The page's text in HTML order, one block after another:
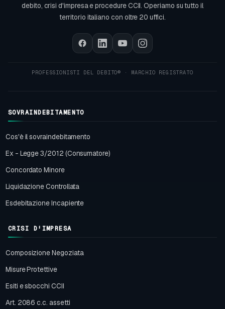
debito, crisi d'impresa e procedure CCII. Operiamo su tutto il
territorio italiano con oltre 20 uffici.
SOVRAINDEBITAMENTO
Cos'è il sovraindebitamento
Ex - Legge 3/2012 (Consumatore)
Concordato Minore
Liquidazione Controllata
Esdebitazione Incapiente
CRISI D'IMPRESA
Composizione Negoziata
Misure Protettive
Esiti e sbocchi CCII
Art. 2086 c.c. assetti